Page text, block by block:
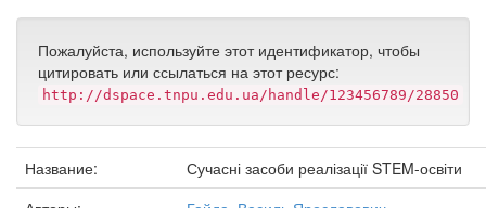
Пожалуйста, используйте этот идентификатор, чтобы
цитировать или ссылаться на этот ресурс:
http://dspace.tnpu.edu.ua/handle/123456789/28850
Название:
Сучасні засоби реалізації STEM-освіти